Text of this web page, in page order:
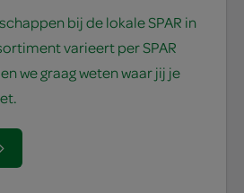
bij de lokale SPAR in
varieert per SPAR
we graag weten waar jij je